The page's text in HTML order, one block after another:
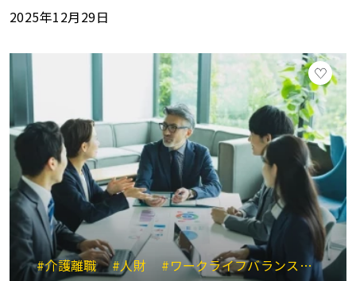
2025年12月29日
#介護離職 #人財 #ワークライフバランス #支え